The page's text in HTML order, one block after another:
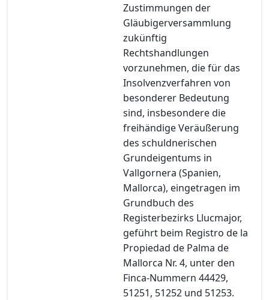
Zustimmungen der
Gläubigerversammlung
zukünftig
Rechtshandlungen
vorzunehmen, die für das
Insolvenzverfahren von
besonderer Bedeutung
sind, insbesondere die
freihändige Veräußerung
des schuldnerischen
Grundeigentums in
Vallgornera (Spanien,
Mallorca), eingetragen im
Grundbuch des
Registerbezirks Llucmajor,
geführt beim Registro de la
Propiedad de Palma de
Mallorca Nr. 4, unter den
Finca-Nummern 44429,
51251, 51252 und 51253.